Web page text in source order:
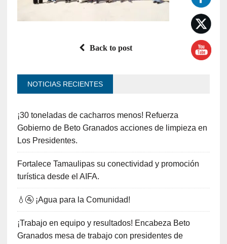
Back to post
NOTICIAS RECIENTES
¡30 toneladas de cacharros menos! Refuerza
Gobierno de Beto Granados acciones de limpieza en
Los Presidentes.
Fortalece Tamaulipas su conectividad y promoción
turística desde el AIFA.
💧🚰 ¡Agua para la Comunidad!
¡Trabajo en equipo y resultados! Encabeza Beto
Granados mesa de trabajo con presidentes de